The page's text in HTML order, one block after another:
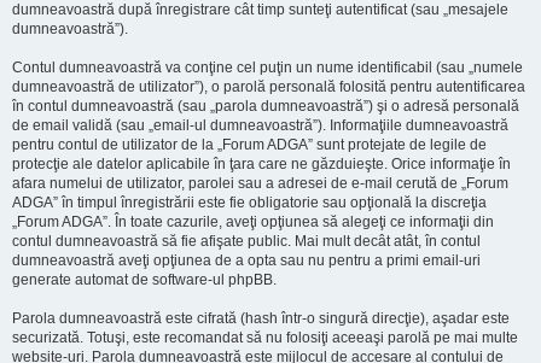
dumneavoastră după înregistrare cât timp sunteţi autentificat (sau „mesajele
dumneavoastră”).
Contul dumneavoastră va conţine cel puţin un nume identificabil (sau „numele
dumneavoastră de utilizator”), o parolă personală folosită pentru autentificarea
în contul dumneavoastră (sau „parola dumneavoastră”) şi o adresă personală
de email validă (sau „email-ul dumneavoastră”). Informaţiile dumneavoastră
pentru contul de utilizator de la „Forum ADGA” sunt protejate de legile de
protecţie ale datelor aplicabile în ţara care ne găzduieşte. Orice informaţie în
afara numelui de utilizator, parolei sau a adresei de e-mail cerută de „Forum
ADGA” în timpul înregistrării este fie obligatorie sau opţională la discreţia
„Forum ADGA”. În toate cazurile, aveţi opţiunea să alegeţi ce informaţii din
contul dumneavoastră să fie afişate public. Mai mult decât atât, în contul
dumneavoastră aveţi opţiunea de a opta sau nu pentru a primi email-uri
generate automat de software-ul phpBB.
Parola dumneavoastră este cifrată (hash într-o singură direcţie), aşadar este
securizată. Totuşi, este recomandat să nu folosiţi aceeaşi parolă pe mai multe
website-uri. Parola dumneavoastră este mijlocul de accesare al contului de